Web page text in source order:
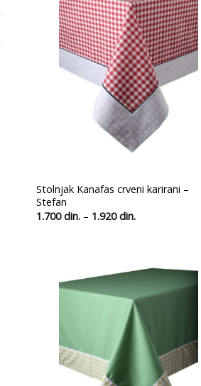
Stolnjak Kanafas crveni karirani –
Stefan
1.700din. – 1.920din.Распон
1.920 din.